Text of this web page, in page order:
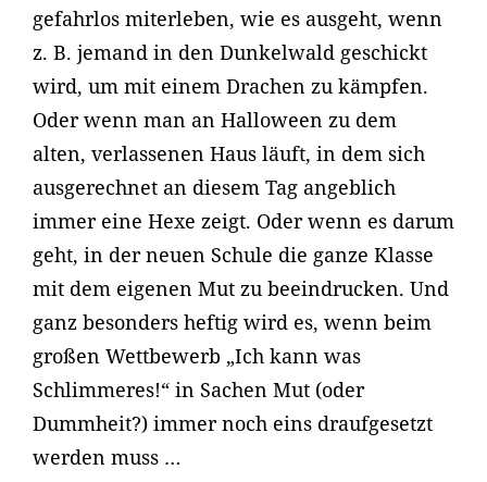
gefahrlos miterleben, wie es ausgeht, wenn
z. B. jemand in den Dunkelwald geschickt
wird, um mit einem Drachen zu kämpfen.
Oder wenn man an Halloween zu dem
alten, verlassenen Haus läuft, in dem sich
ausgerechnet an diesem Tag angeblich
immer eine Hexe zeigt. Oder wenn es darum
geht, in der neuen Schule die ganze Klasse
mit dem eigenen Mut zu beeindrucken. Und
ganz besonders heftig wird es, wenn beim
großen Wettbewerb „Ich kann was
Schlimmeres!“ in Sachen Mut (oder
Dummheit?) immer noch eins draufgesetzt
werden muss …